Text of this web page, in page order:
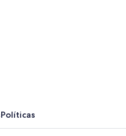
Políticas